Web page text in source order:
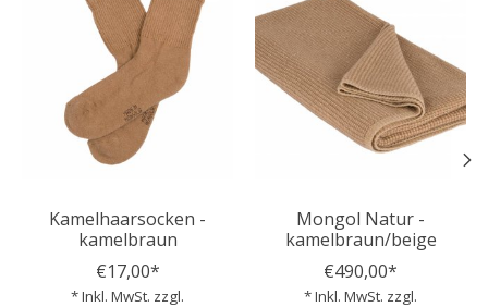
Kamelhaarsocken -
kamelbraun
€17,00*
* Inkl. MwSt. zzgl.
Mongol Natur -
kamelbraun/beige
€490,00*
* Inkl. MwSt. zzgl.